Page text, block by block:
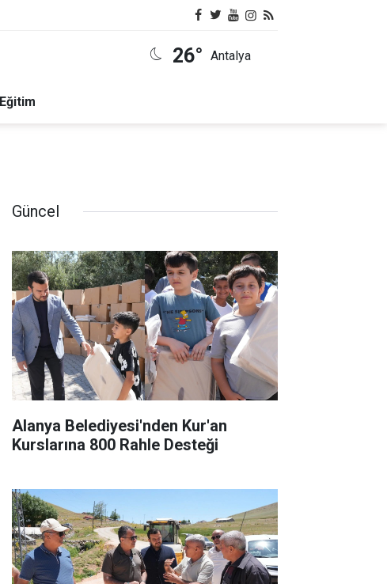
26° Antalya
Eğitim
Güncel
Alanya Belediyesi'nden Kur'an
Kurslarına 800 Rahle Desteği